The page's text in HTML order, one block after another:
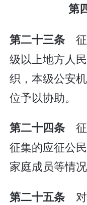
第
第二十三条 征
级以上地方人
织，本级公安
位予以协助。
第二十四条 征
征集的应征公
家庭成员等情况
第二十五条 对